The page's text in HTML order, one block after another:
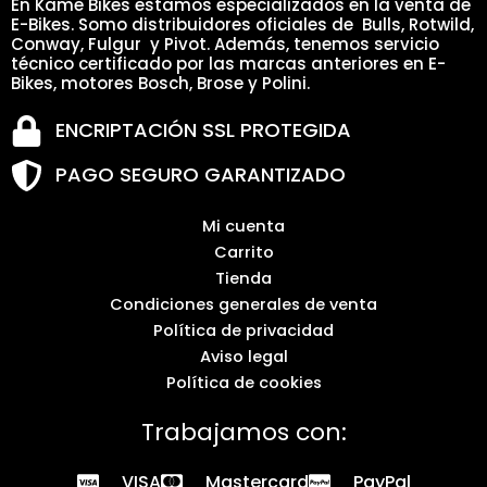
E-Bikes. Somo distribuidores oficiales de Bulls, Rotwild,
Conway, Fulgur y Pivot. Además, tenemos servicio
técnico certificado por las marcas anteriores en E-
Bikes, motores Bosch, Brose y Polini.
ENCRIPTACIÓN SSL PROTEGIDA
PAGO SEGURO GARANTIZADO
Mi cuenta
Carrito
Tienda
Condiciones generales de venta
Política de privacidad
Aviso legal
Política de cookies
Trabajamos con:
VISA Mastercard PayPal